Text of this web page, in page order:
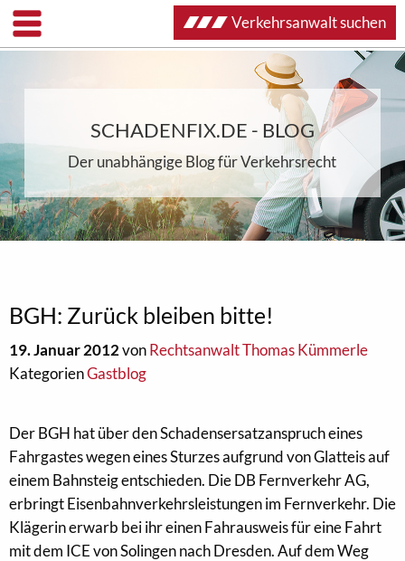
SCHADENFIX.DE - BLOG
Der unabhängige Blog für Verkehrsrecht
BGH: Zurück bleiben bitte!
19. Januar 2012vonRechtsanwalt Thomas Kümmerle
KategorienGastblog
Der BGH hat über den Schadensersatzanspruch eines
Fahrgastes wegen eines Sturzes aufgrund von Glatteis auf
einem Bahnsteig entschieden. Die DB Fernverkehr AG,
erbringt Eisenbahnverkehrsleistungen im Fernverkehr. Die
Klägerin erwarb bei ihr einen Fahrausweis für eine Fahrt
mit dem ICE von Solingen nach Dresden. Auf dem Weg
Verkehrsanwalt suchen